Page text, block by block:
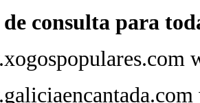
de consulta para